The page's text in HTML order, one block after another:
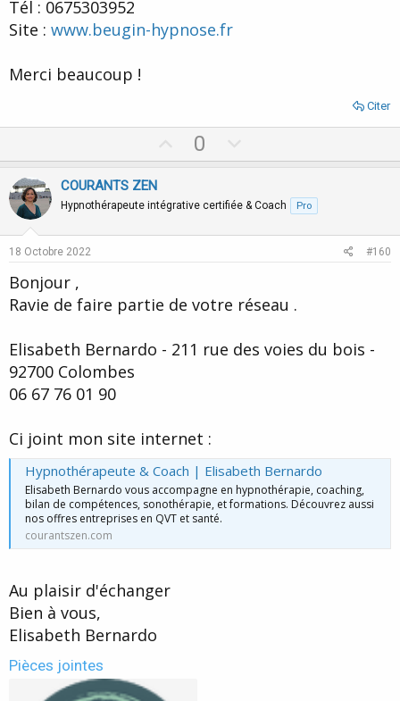
Carte des Hypnothérapeutes et Hypnopraticiens
Vous cherchez un hypnothérapeute? Accès à la carte
www.transe-hypnose.com
Tél : 0675303952
Site : www.beugin-hypnose.fr
Merci beaucoup !
Citer
p
o
t
0
o
n
v
e
COURANTS ZEN
Hypnothérapeute intégrative certifiée & Coach Pro
18 Octobre 2022 #160
Bonjour ,
Ravie de faire partie de votre réseau .
Elisabeth Bernardo - 211 rue des voies du bois -
92700 Colombes
06 67 76 01 90
Ci joint mon site internet :
Hypnothérapeute & Coach | Elisabeth Bernardo
Elisabeth Bernardo vous accompagne en hypnothérapie, coaching,
bilan de compétences, sonothérapie, et formations. Découvrez aussi
nos offres entreprises en QVT et santé.
courantszen.com
Au plaisir d'échanger
Bien à vous,
Elisabeth Bernardo
Pièces jointes